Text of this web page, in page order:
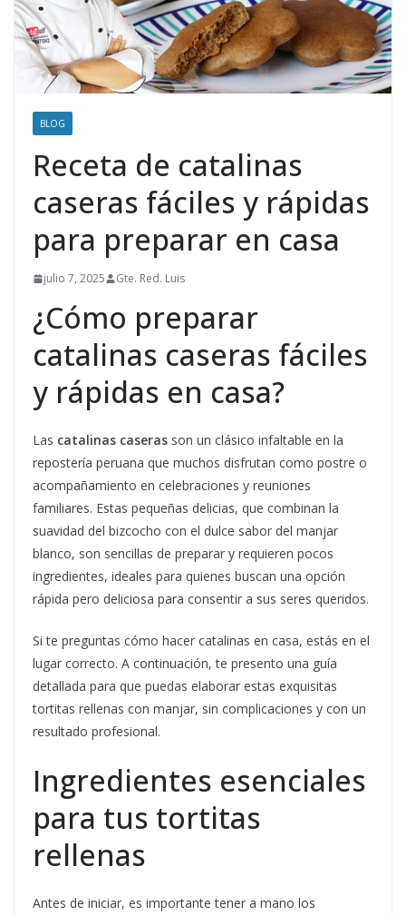
BLOG
Receta de catalinas
caseras fáciles y rápidas
para preparar en casa
julio 7, 2025 Gte. Red. Luis
¿Cómo preparar
catalinas caseras fáciles
y rápidas en casa?
Las catalinas caseras son un clásico infaltable en la
repostería peruana que muchos disfrutan como postre o
acompañamiento en celebraciones y reuniones
familiares. Estas pequeñas delicias, que combinan la
suavidad del bizcocho con el dulce sabor del manjar
blanco, son sencillas de preparar y requieren pocos
ingredientes, ideales para quienes buscan una opción
rápida pero deliciosa para consentir a sus seres queridos.
Si te preguntas cómo hacer catalinas en casa, estás en el
lugar correcto. A continuación, te presento una guía
detallada para que puedas elaborar estas exquisitas
tortitas rellenas con manjar, sin complicaciones y con un
resultado profesional.
Ingredientes esenciales
para tus tortitas
rellenas
Antes de iniciar, es importante tener a mano los